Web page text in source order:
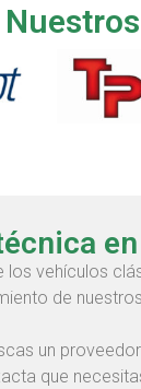
vehículos
de
un
que